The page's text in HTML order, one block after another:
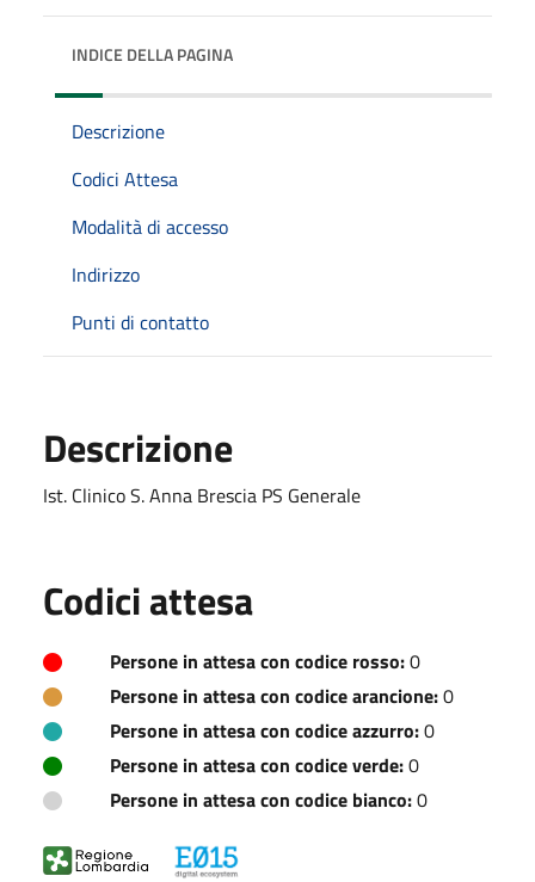
INDICE DELLA PAGINA
Descrizione
Codici Attesa
Modalità di accesso
Indirizzo
Punti di contatto
Descrizione
Ist. Clinico S. Anna Brescia PS Generale
Codici attesa
Persone in attesa con codice rosso:0
Persone in attesa con codice arancione:0
Persone in attesa con codice azzurro:0
Persone in attesa con codice verde:0
Persone in attesa con codice bianco:0